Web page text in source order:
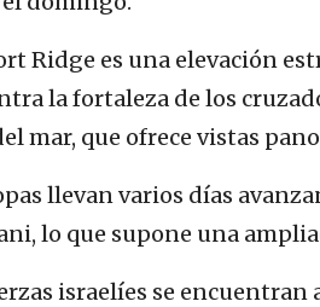
Ridge es una elevación
la fortaleza de los
mar, que ofrece vistas
llevan varios días
lo que supone una
israelíes se encuentran